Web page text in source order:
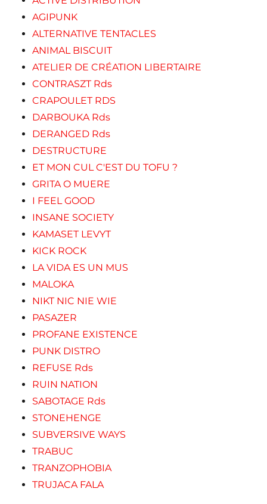
AGIPUNK
ALTERNATIVE TENTACLES
ANIMAL BISCUIT
ATELIER DE CRÉATION LIBERTAIRE
CONTRASZT Rds
CRAPOULET RDS
DARBOUKA Rds
DERANGED Rds
DESTRUCTURE
ET MON CUL C'EST DU TOFU ?
GRITA O MUERE
I FEEL GOOD
INSANE SOCIETY
KAMASET LEVYT
KICK ROCK
LA VIDA ES UN MUS
MALOKA
NIKT NIC NIE WIE
PASAZER
PROFANE EXISTENCE
PUNK DISTRO
REFUSE Rds
RUIN NATION
SABOTAGE Rds
STONEHENGE
SUBVERSIVE WAYS
TRABUC
TRANZOPHOBIA
TRUJACA FALA